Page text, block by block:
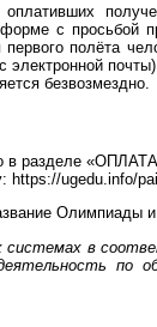
с просьбой
полёта
электронной
безвозмездно.
в разделе
https://ugedu.info/
Олимпиады
в
по